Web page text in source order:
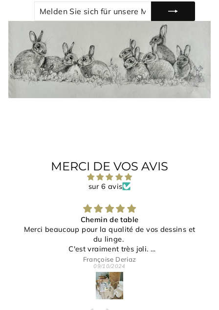
MELDEN
SIE
SICH
MAILINGLISTE
AN
ABONNIEREN
MERCI DE VOS AVIS
sur 6 avis
Chemin de table
Merci beaucoup pour la qualité de vos dessins et
du linge.
C'est vraiment très joli.
Merci pour votre gentillesse et disponibilité.
Françoise Deriaz
09/10/2024